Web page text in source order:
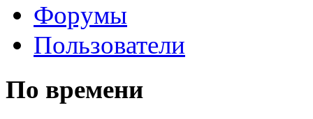
Форумы
Пользователи
По времени